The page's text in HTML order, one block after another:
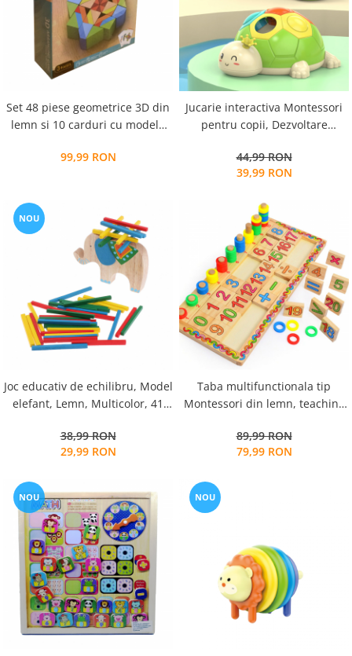
Set 48 piese geometrice 3D din
lemn si 10 carduri cu modele
Montessori, multicolor, + 3 ani
99,99 RON
Jucarie interactiva Montessori
pentru copii, Dezvoltare
Broscuta cu buline, multicolor
44,99 RON
39,99 RON
NOU
Joc educativ de echilibru, Model
elefant, Lemn, Multicolor, 41
38,99 RON
29,99 RON
Taba multifunctionala tip
Montessori din lemn, teaching
pt cantitate, numere si
operatiuni matematice
89,99 RON
79,99 RON
NOU NOU